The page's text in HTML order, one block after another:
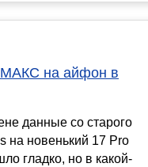
МАКС на айфон в
данные со старого
на новенький 17 Pro
гладко, но в какой-